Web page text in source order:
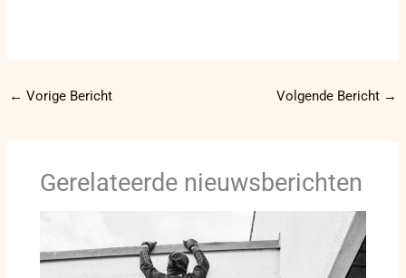
← Vorige Bericht Volgende Bericht →
Gerelateerde nieuwsberichten